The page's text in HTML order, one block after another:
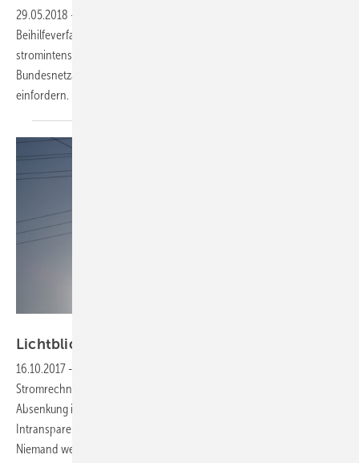
29.05.2018 -
Beihilfeverfahren zur Netzentgeltbefreiung verhängt. Betroffen sind
stromintensive Unternehmen in den Jahren 2011 bis 2013. Die
Bundesnetzagentur wird nun die zu wenig gezahlten Netzentgelte
einfordern.
Lichtblick kritisiert zu hohe
16.10.2017 -
Stromrechnungen der Verbrauhcer – trotz durchschnittlicher
Absenkung im kommenden Jahr. Lichtblick kritisiert vor allem die
Intransparenz bei der Finanzierung der Netze durch die Betreiber.
Niemand weiß, wie viel wirklich in die Stromleitungen investiert